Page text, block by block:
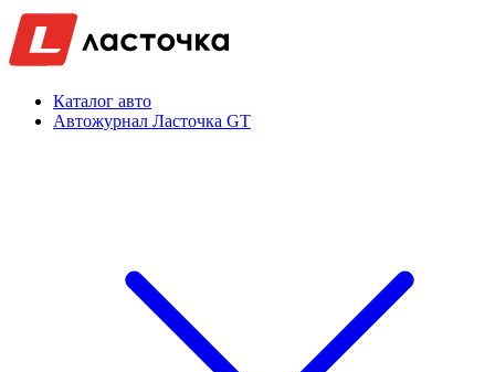
Каталог авто
Автожурнал Ласточка GT